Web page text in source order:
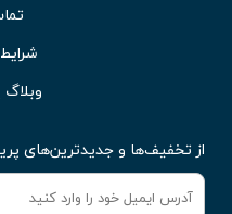
از تخفیف‌ها و جدیدترین‌های